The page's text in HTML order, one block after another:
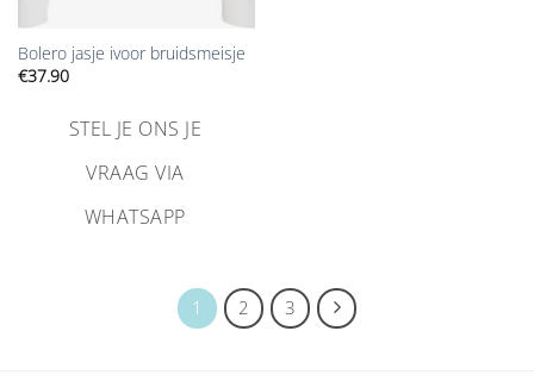
Bolero jasje ivoor bruidsmeisje
€37.90
STEL JE ONS JE
VRAAG VIA
WHATSAPP
1 2 3